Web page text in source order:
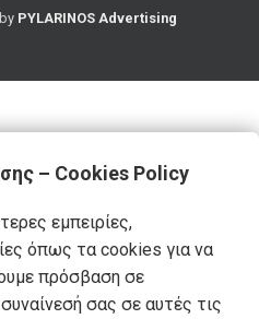
PYLARINOS Advertising
– Cookies Policy
εμπειρίες,
όπως τα cookies για να
πρόσβαση σε
σας σε αυτές τις